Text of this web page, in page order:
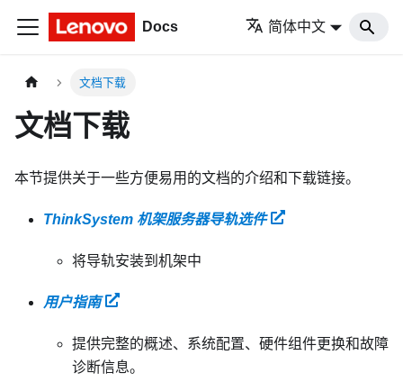
Docs 简体中文
文档下载
文档下载
本节提供关于一些方便易用的文档的介绍和下载链接。
ThinkSystem 机架服务器导轨选件
将导轨安装到机架中
用户指南
提供完整的概述、系统配置、硬件组件更换和故障
诊断信息。